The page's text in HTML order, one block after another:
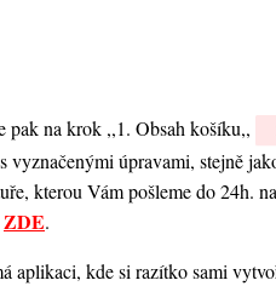
na krok ,,1. Obsah košíku,,
úpravami, stejně
kterou Vám pošleme do 24h.
ZDE.
aplikaci, kde si razítko sami